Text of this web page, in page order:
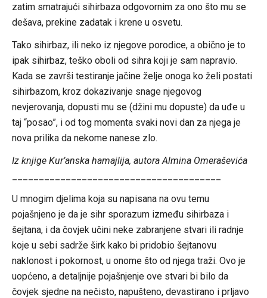
zatim smatrajući sihirbaza odgovornim za ono što mu se
dešava, prekine zadatak i krene u osvetu.
Tako sihirbaz, ili neko iz njegove porodice, a obično je to
ipak sihirbaz, teško oboli od sihra koji je sam napravio.
Kada se završi testiranje jačine želje onoga ko želi postati
sihirbazom, kroz dokazivanje snage njegovog
nevjerovanja, dopusti mu se (džini mu dopuste) da uđe u
taj “posao”, i od tog momenta svaki novi dan za njega je
nova prilika da nekome nanese zlo.
Iz knjige Kur’anska hamajlija, autora Almina Omeraševića
U mnogim djelima koja su napisana na ovu temu
pojašnjeno je da je sihr sporazum između sihirbaza i
šejtana, i da čovjek učini neke zabranjene stvari ili radnje
koje u sebi sadrže širk kako bi pridobio šejtanovu
naklonost i pokornost, u onome što od njega traži. Ovo je
uopćeno, a detaljnije pojašnjenje ove stvari bi bilo da
čovjek sjedne na nečisto, napušteno, devastirano i prljavo